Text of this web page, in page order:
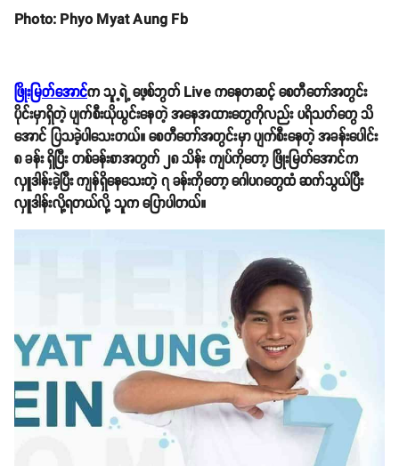
Photo: Phyo Myat Aung Fb
ဖြိုးမြတ်အောင်က သူ့ရဲ့ ဖေ့စ်ဘွတ် Live ကနေတဆင့် စေတီတော်အတွင်း
ပိုင်းမှာရှိတဲ့ ပျက်စီးယိုယွင်းနေတဲ့ အနေအထားတွေကိုလည်း ပရိသတ်တွေ သိ
အောင် ပြသခဲ့ပါသေးတယ်။ စေတီတော်အတွင်းမှာ ပျက်စီးနေတဲ့ အခန်းပေါင်း
၈ ခန်း ရှိပြီး တစ်ခန်းစာအတွက် ၂၈ သိန်း ကျပ်ကိုတော့ ဖြိုးမြတ်အောင်က
လှူဒါန်းခဲ့ပြီး ကျန်ရှိနေသေးတဲ့ ၇ ခန်းကိုတော့ ဂေါပဂတွေထံ ဆက်သွယ်ပြီး
လှူဒါန်းလို့ရတယ်လို့ သူက ပြောပါတယ်။